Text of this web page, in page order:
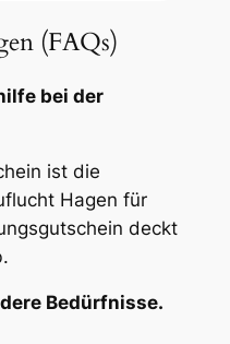
(FAQs)
bei der
ist die
Hagen für
deckt
Bedürfnisse.